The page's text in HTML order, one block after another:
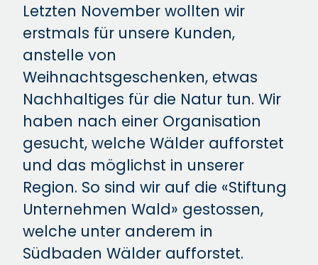
Letzten November wollten wir
erstmals für unsere Kunden,
anstelle von
Weihnachtsgeschenken, etwas
Nachhaltiges für die Natur tun. Wir
haben nach einer Organisation
gesucht, welche Wälder aufforstet
und das möglichst in unserer
Region. So sind wir auf die «Stiftung
Unternehmen Wald» gestossen,
welche unter anderem in
Südbaden Wälder aufforstet.